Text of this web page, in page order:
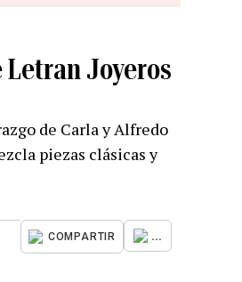
Joyeros
de Carla y Alfredo
piezas clásicas y
COMPARTIR ...